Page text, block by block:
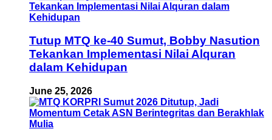
Tutup MTQ ke-40 Sumut, Bobby Nasution
Tekankan Implementasi Nilai Alquran
dalam Kehidupan
June 25, 2026